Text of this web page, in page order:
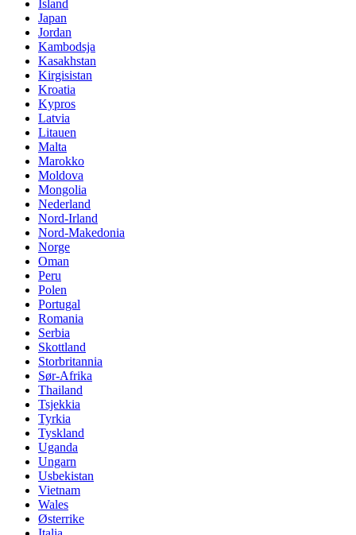
Island
Japan
Jordan
Kambodsja
Kasakhstan
Kirgisistan
Kroatia
Kypros
Latvia
Litauen
Malta
Marokko
Moldova
Mongolia
Nederland
Nord-Irland
Nord-Makedonia
Norge
Oman
Peru
Polen
Portugal
Romania
Serbia
Skottland
Storbritannia
Sør-Afrika
Thailand
Tsjekkia
Tyrkia
Tyskland
Uganda
Ungarn
Usbekistan
Vietnam
Wales
Østerrike